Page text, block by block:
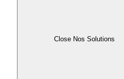
Close Nos Solutions